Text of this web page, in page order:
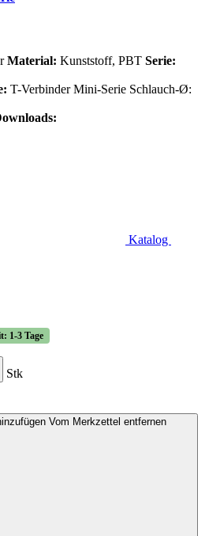
Material: Kunststoff, PBT Serie:
T-Verbinder Mini-Serie Schlauch-Ø:
Katalog
1-3 Tage
Stk
Vom Merkzettel entfernen